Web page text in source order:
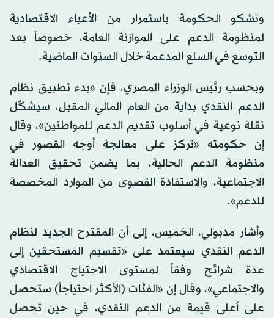
وتشكو الحكومة باستمرار من الأعباء الاقتصادية
لمنظومة الدعم على الموازنة العامة، خصوصاً بعد
التوسع في السلع المدعمة خلال السنوات الماضية.
وبحسب رئيس الوزراء المصري، فإن «بدء تطبيق نظام
الدعم النقدي بداية من العام المالي المقبل، سيشكّل
نقلة نوعية في أسلوب تقديم الدعم للمواطنين»، وقال
إن حكومته «تركز على معالجة أوجه القصور في
منظومة الدعم الحالية، بما يضمن تحقيق العدالة
الاجتماعية، والاستفادة القصوى من الموارد المخصصة
للدعم».
وأشار مدبولي، الخميس، إلى أن المقترح الجديد لنظام
الدعم النقدي سيعتمد على «تقسيم المستحقين إلى
عدة شرائح وفقاً لمستوى الاحتياج الاقتصادي
والاجتماعي»، وقال إن «الفئات (الأكثر احتياجاً) ستحصل
على أعلى قيمة من الدعم النقدي، في حين تحصل